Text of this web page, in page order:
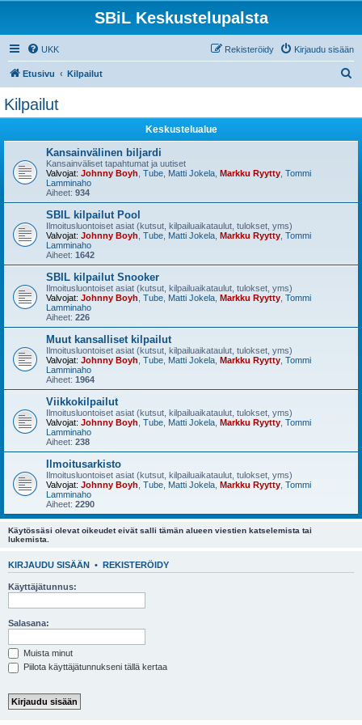
SBiL Keskustelupalsta
UKK Kirjaudu sisään
Rekisteröidy
Etusivu Kilpailut
Kilpailut
Keskustelualue
Kansainvälinen biljardi
Kansainväliset tapahtumat ja uutiset
Valvojat: Johnny Boyh Tube Matti Jokela Markku Ryytty Tommi
Lamminaho
Aiheet: 934
SBIL kilpailut Pool
Ilmoitusluontoiset asiat (kutsut, kilpailuaikataulut, tulokset, yms)
Valvojat: Johnny Boyh Tube Matti Jokela Markku Ryytty Tommi
Lamminaho
Aiheet: 1642
SBIL kilpailut Snooker
Ilmoitusluontoiset asiat (kutsut, kilpailuaikataulut, tulokset, yms)
Valvojat: Johnny Boyh Tube Matti Jokela Markku Ryytty Tommi
Lamminaho
Aiheet: 226
Muut kansalliset kilpailut
Ilmoitusluontoiset asiat (kutsut, kilpailuaikataulut, tulokset, yms)
Valvojat: Johnny Boyh Tube Matti Jokela Markku Ryytty Tommi
Lamminaho
Aiheet: 1964
Viikkokilpailut
Ilmoitusluontoiset asiat (kutsut, kilpailuaikataulut, tulokset, yms)
Valvojat: Johnny Boyh Tube Matti Jokela Markku Ryytty Tommi
Lamminaho
Aiheet: 238
Ilmoitusarkisto
Ilmoitusluontoiset asiat (kutsut, kilpailuaikataulut, tulokset, yms)
Valvojat: Johnny Boyh Tube Matti Jokela Markku Ryytty Tommi
Lamminaho
Aiheet: 2290
Käytössäsi olevat oikeudet eivät salli tämän alueen viestien katselemista tai
lukemista.
KIRJAUDU SISÄÄN • REKISTERÖIDY
Käyttäjätunnus:
Salasana:
Muista minut
Piilota käyttäjätunnukseni tällä kertaa